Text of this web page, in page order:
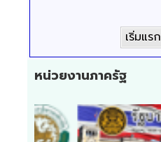
เริ่มแรก
หน่วยงานภาครัฐ